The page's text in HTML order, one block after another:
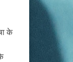
के